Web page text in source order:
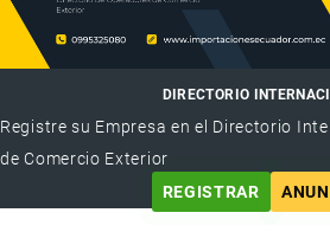
DIRECTORIO
Registre su Empresa en el Directorio
de Comercio Exterior
REGISTRAR